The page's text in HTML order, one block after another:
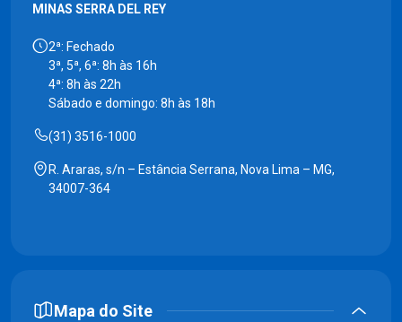
MINAS SERRA DEL REY
2ª: Fechado
3ª, 5ª, 6ª: 8h às 16h
4ª: 8h às 22h
Sábado e domingo: 8h às 18h
(31) 3516-1000
R. Araras, s/n – Estância Serrana, Nova Lima – MG,
34007-364
Mapa do Site